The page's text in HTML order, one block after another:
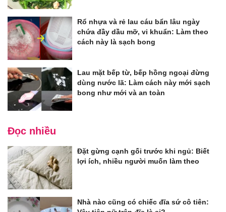
Rổ nhựa và rẻ lau cáu bẩn lâu ngày
chứa đầy dầu mỡ, vi khuẩn: Làm theo
cách này là sạch bong
Lau mặt bếp từ, bếp hồng ngoại đừng
dùng nước lã: Làm cách này mới sạch
bong như mới và an toàn
Đọc nhiều
Đặt gừng cạnh gối trước khi ngủ: Biết
lợi ích, nhiều người muốn làm theo
Nhà nào cũng có chiếc đĩa sứ cô tiên: